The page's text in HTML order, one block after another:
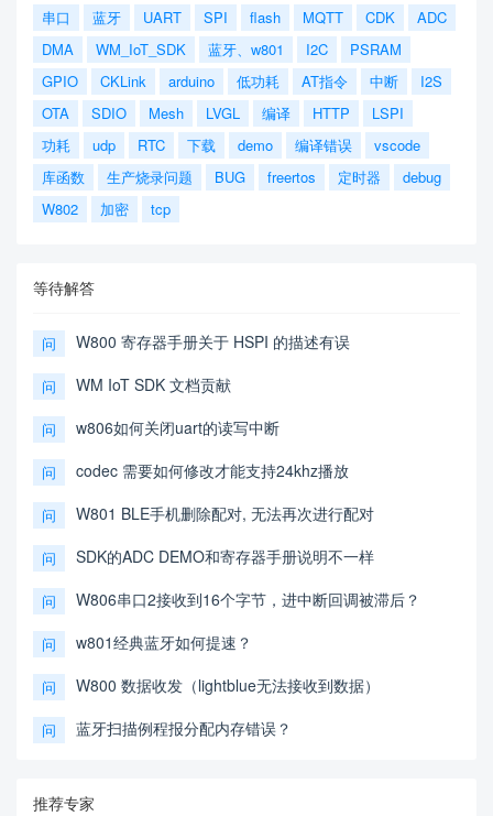
串口
蓝牙 UART SPI flash MQTT CDK
ADC
DMA
WM_IoT_SDK 蓝牙、w801 I2C
PSRAM
GPIO
CKLink arduino 低功耗 AT指令 中断
I2S
OTA
SDIO Mesh LVGL 编译 HTTP
LSPI
功耗
udp RTC 下载 demo 编译错误
vscode
库函数
生产烧录问题 BUG freertos 定时器
debug
W802
加密 tcp
等待解答
问 W800 寄存器手册关于 HSPI 的描述有误
问 WM IoT SDK 文档贡献
问 w806如何关闭uart的读写中断
问 codec 需要如何修改才能支持24khz播放
问 W801 BLE手机删除配对, 无法再次进行配对
问 SDK的ADC DEMO和寄存器手册说明不一样
问 W806串口2接收到16个字节，进中断回调被滞后？
问 w801经典蓝牙如何提速？
问 W800 数据收发（lightblue无法接收到数据）
问 蓝牙扫描例程报分配内存错误？
推荐专家